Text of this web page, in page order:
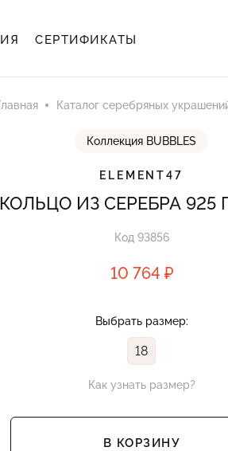
СЕРТИФИКАТЫ
Каталог серебряных
Коллекция BUBBLES
ELEMENT47
КОЛЬЦО ИЗ СЕРЕБРА 925
Код 93856
10 764 ₽
Выбрать размер:
18
Как узнать размер?
В КОРЗИНУ